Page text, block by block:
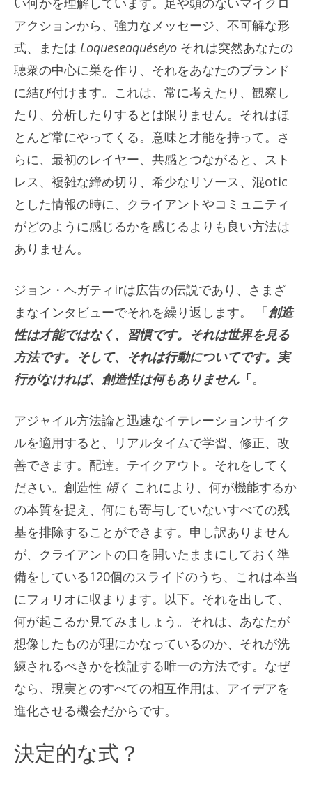
アクションから、強力なメッセージ、不可解な形
式、または Loqueseaquéséyo それは突然あなたの
聴衆の中心に巣を作り、それをあなたのブランド
に結び付けます。これは、常に考えたり、観察し
たり、分析したりするとは限りません。それはほ
とんど常にやってくる。意味と才能を持って。さ
らに、最初のレイヤー、共感とつながると、スト
レス、複雑な締め切り、希少なリソース、混otic
とした情報の時に、クライアントやコミュニティ
がどのように感じるかを感じるよりも良い方法は
ありません。
ジョン・ヘガティirは広告の伝説であり、さまざ
まなインタビューでそれを繰り返します。 「創造
性は才能ではなく、習慣です。それは世界を見る
方法です。そして、それは行動についてです。実
行がなければ、創造性は何もありません 「。
アジャイル方法論と迅速なイテレーションサイク
ルを適用すると、リアルタイムで学習、修正、改
善できます。配達。テイクアウト。それをしてく
ださい。創造性 傾く これにより、何が機能するか
の本質を捉え、何にも寄与していないすべての残
基を排除することができます。申し訳ありません
が、クライアントの口を開いたままにしておく準
備をしている120個のスライドのうち、これは本当
にフォリオに収まります。以下。それを出して、
何が起こるか見てみましょう。それは、あなたが
想像したものが理にかなっているのか、それが洗
練されるべきかを検証する唯一の方法です。なぜ
なら、現実とのすべての相互作用は、アイデアを
進化させる機会だからです。
決定的な式？